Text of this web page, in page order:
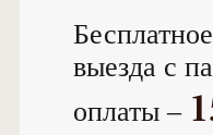
выезда с
оплаты –